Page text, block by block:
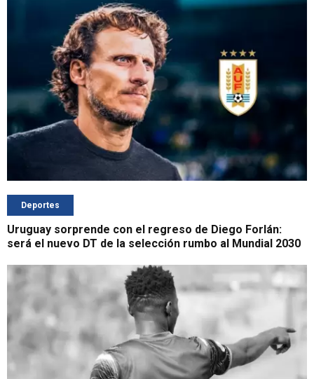
Deportes
Uruguay sorprende con el regreso de Diego Forlán:
será el nuevo DT de la selección rumbo al Mundial 2030